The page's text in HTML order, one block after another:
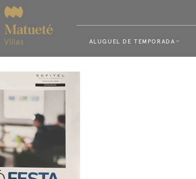
ALUGUEL DE TEMPORADA